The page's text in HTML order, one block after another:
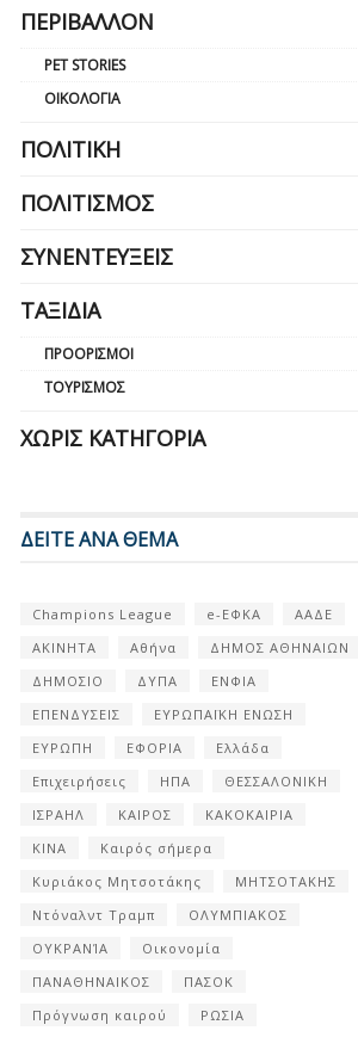
ΠΕΡΙΒΆΛΛΟΝ
PET STORIES
ΟΙΚΟΛΟΓΊΑ
ΠΟΛΙΤΙΚΉ
ΠΟΛΙΤΙΣΜΌΣ
ΣΥΝΕΝΤΕΎΞΕΙΣ
ΤΑΞΊΔΙΑ
ΠΡΟΟΡΙΣΜΟΊ
ΤΟΥΡΙΣΜΌΣ
ΧΩΡΊΣ ΚΑΤΗΓΟΡΊΑ
ΔΕΙΤΕ ΑΝΑ ΘΕΜΑ
Champions League e-ΕΦΚΑ
ΑΑΔΕ
ΑΚΙΝΗΤΑ
Αθήνα
ΔΗΜΟΣ ΑΘΗΝΑΙΩΝ
ΔΗΜΟΣΙΟ
ΔΥΠΑ
ΕΝΦΙΑ
ΕΠΕΝΔΥΣΕΙΣ
ΕΥΡΩΠΑΪΚΗ ΕΝΩΣΗ
ΕΥΡΩΠΗ
ΕΦΟΡΙΑ
Ελλάδα
Επιχειρήσεις
ΗΠΑ
ΘΕΣΣΑΛΟΝΙΚΗ
ΙΣΡΑΗΛ
ΚΑΙΡΟΣ
ΚΑΚΟΚΑΙΡΙΑ
ΚΙΝΑ
Καιρός σήμερα
Κυριάκος Μητσοτάκης
ΜΗΤΣΟΤΑΚΗΣ
Ντόναλντ Τραμπ
ΟΛΥΜΠΙΑΚΟΣ
ΟΥΚΡΑΝΊΑ
Οικονομία
ΠΑΝΑΘΗΝΑΙΚΟΣ
ΠΑΣΟΚ
Πρόγνωση καιρού
ΡΩΣΙΑ